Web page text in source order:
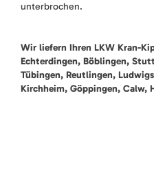
unterbrochen.
Wir liefern Ihren LKW Kran-
Echterdingen, Böblingen,
Tübingen, Reutlingen,
Kirchheim, Göppingen, Calw,